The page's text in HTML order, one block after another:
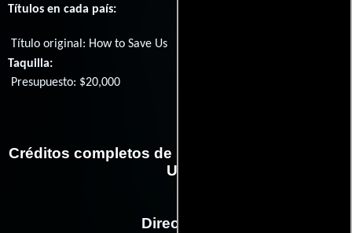
Títulos en cada país:
Título original: How to Save Us
Taquilla:
Presupuesto: $20,000
Créditos completos de la película How to Save
Us
Dirección